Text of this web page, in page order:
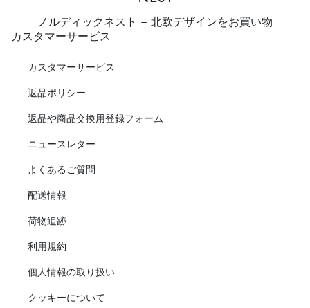
ノルディックネスト - 北欧デザインをお買い物
カスタマーサービス
カスタマーサービス
返品ポリシー
返品や商品交換用登録フォーム
ニュースレター
よくあるご質問
配送情報
荷物追跡
利用規約
個人情報の取り扱い
クッキーについて